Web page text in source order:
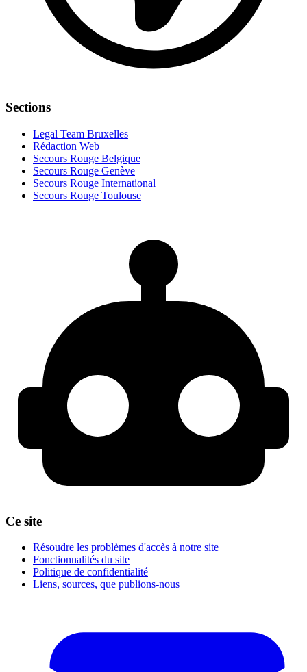
Sections
Legal Team Bruxelles
Rédaction Web
Secours Rouge Belgique
Secours Rouge Genève
Secours Rouge International
Secours Rouge Toulouse
Ce site
Résoudre les problèmes d'accès à notre site
Fonctionnalités du site
Politique de confidentialité
Liens, sources, que publions-nous